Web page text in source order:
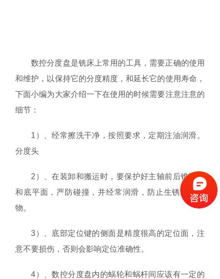
数控分度盘是铣床上常用的工具，需要正确的使用
和维护，以保持它的分度精度，和延长它的使用寿命，
下面小编为大家介绍一下在使用的时候需要注意注意的
细节：
1）、经常擦洗干净，按照要求，定期注油润滑。
分度头
2）、在装卸和搬运时，要保护好主轴前后锥孔面
和底平面，严防碰撞，并经常润滑，防止生锈或有杂
物。
3）、底部定位键的侧面是精度很高的定位面，注
意不要损伤，否则会影响定位准确性。
4）、数控分度盘内的蜗轮和蜗杆间应该有一定的